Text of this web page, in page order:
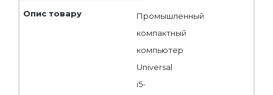
Промышленный
компактный
компьютер
Universal
i5-